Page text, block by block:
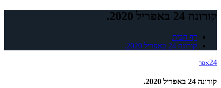
קורונה 24 באפריל 2020.
דף הבית
קורונה 24 באפריל 2020.
24אפר
קורונה 24 באפריל 2020.